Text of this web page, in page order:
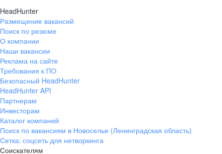
HeadHunter
Размещение вакансий
Поиск по резюме
О компании
Наши вакансии
Реклама на сайте
Требования к ПО
Безопасный HeadHunter
HeadHunter API
Партнерам
Инвесторам
Каталог компаний
Поиск по вакансиям в Новоселье (Ленинградская область)
Сетка: соцсеть для нетворкинга
Соискателям